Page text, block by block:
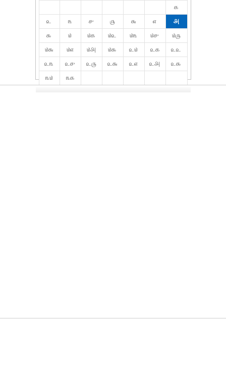
௧
௨
௩ ௪ ௫ ௬ ௭
௮
௯
௰ ௰௧ ௰௨ ௰௩ ௰௪
௰௫
௰௬
௰௭ ௰௮ ௰௯ ௨௰ ௨௧
௨௨
௨௩
௨௪ ௨௫ ௨௬ ௨௭ ௨௮
௨௯
௩௰
௩௧